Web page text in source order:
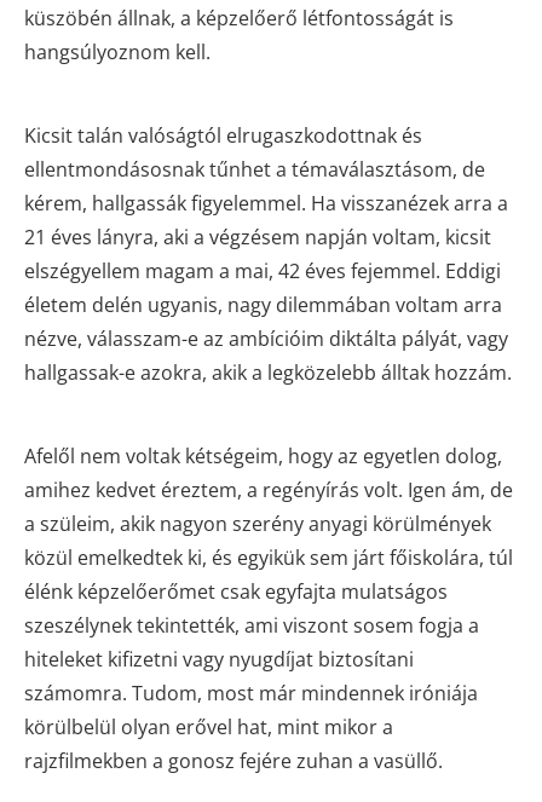
küszöbén állnak, a képzelőerő létfontosságát is
hangsúlyoznom kell.
Kicsit talán valóságtól elrugaszkodottnak és
ellentmondásosnak tűnhet a témaválasztásom, de
kérem, hallgassák figyelemmel. Ha visszanézek arra a
21 éves lányra, aki a végzésem napján voltam, kicsit
elszégyellem magam a mai, 42 éves fejemmel. Eddigi
életem delén ugyanis, nagy dilemmában voltam arra
nézve, válasszam-e az ambícióim diktálta pályát, vagy
hallgassak-e azokra, akik a legközelebb álltak hozzám.
Afelől nem voltak kétségeim, hogy az egyetlen dolog,
amihez kedvet éreztem, a regényírás volt. Igen ám, de
a szüleim, akik nagyon szerény anyagi körülmények
közül emelkedtek ki, és egyikük sem járt főiskolára, túl
élénk képzelőerőmet csak egyfajta mulatságos
szeszélynek tekintették, ami viszont sosem fogja a
hiteleket kifizetni vagy nyugdíjat biztosítani
számomra. Tudom, most már mindennek iróniája
körülbelül olyan erővel hat, mint mikor a
rajzfilmekben a gonosz fejére zuhan a vasüllő.